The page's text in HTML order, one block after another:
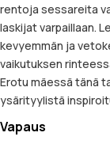
rentoja sessareita
laskijat varpaillaan.
kevyemmän ja
vaikutuksen
Erotu mäessä tänä
ysärityylistä
Vapaus